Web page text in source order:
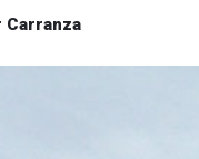
Carranza